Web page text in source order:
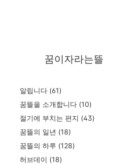
꿈이자라는뜰
알립니다 (61)
꿈뜰을 소개합니다 (10)
절기에 부치는 편지 (43)
꿈뜰의 일년 (18)
꿈뜰의 하루 (128)
허브데이 (18)